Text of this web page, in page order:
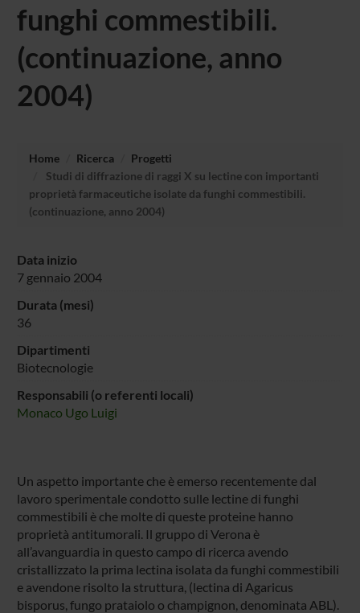
funghi commestibili.
(continuazione, anno
2004)
Home Ricerca
Progetti
Studi di diffrazione di raggi X su lectine con importanti
proprietà farmaceutiche isolate da funghi commestibili.
(continuazione, anno 2004)
Data inizio
7 gennaio 2004
Durata (mesi)
36
Dipartimenti
Biotecnologie
Responsabili (o referenti locali)
Monaco Ugo Luigi
Un aspetto importante che è emerso recentemente dal
lavoro sperimentale condotto sulle lectine di funghi
commestibili è che molte di queste proteine hanno
proprietà antitumorali. Il gruppo di Verona è
all’avanguardia in questo campo di ricerca avendo
cristallizzato la prima lectina isolata da funghi commestibili
e avendone risolto la struttura, (lectina di Agaricus
bisporus, fungo prataiolo o champignon, denominata ABL).